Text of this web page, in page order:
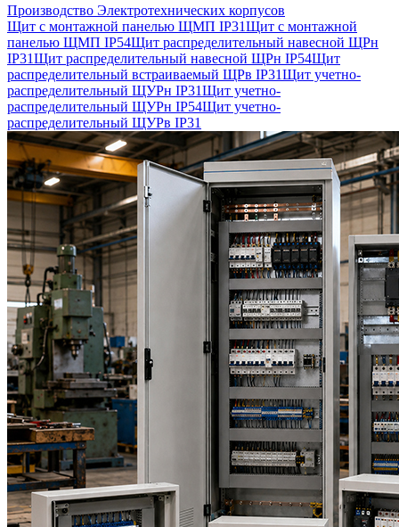
Производство Электротехнических корпусов
Щит с монтажной панелью ЩМП IP31Щит с монтажной
панелью ЩМП IP54Щит распределительный навесной ЩРн
IP31Щит распределительный навесной ЩРн IP54Щит
распределительный встраиваемый ЩРв IP31Щит учетно-
распределительный ЩУРн IP31Щит учетно-
распределительный ЩУРн IP54Щит учетно-
распределительный ЩУРв IP31